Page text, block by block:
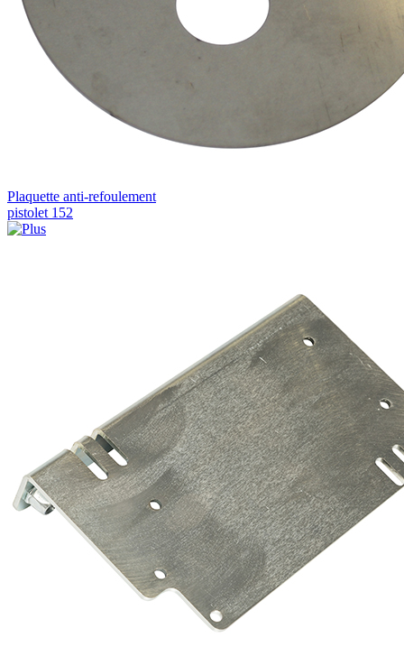
Plaquette anti-refoulement
pistolet 152